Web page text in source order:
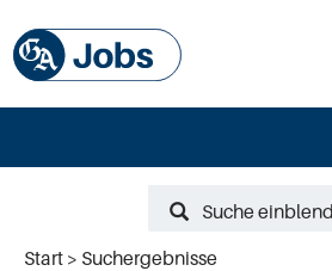
Suche
Start
Suchergebnisse